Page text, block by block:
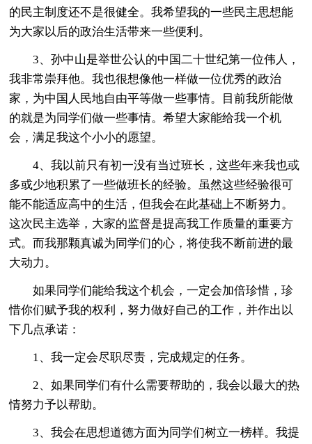
的民主制度还不是很健全。我希望我的一些民主思想能
为大家以后的政治生活带来一些便利。
3、孙中山是举世公认的中国二十世纪第一位伟人，
我非常崇拜他。我也很想像他一样做一位优秀的政治
家，为中国人民地自由平等做一些事情。目前我所能做
的就是为同学们做一些事情。希望大家能给我一个机
会，满足我这个小小的愿望。
4、我以前只有初一没有当过班长，这些年来我也或
多或少地积累了一些做班长的经验。虽然这些经验很可
能不能适应高中的生活，但我会在此基础上不断努力。
这次民主选举，大家的监督是提高我工作质量的重要方
式。而我那颗真诚为同学们的心，将使我不断前进的最
大动力。
如果同学们能给我这个机会，一定会加倍珍惜，珍
惜你们赋予我的权利，努力做好自己的工作，并作出以
下几点承诺：
1、我一定会尽职尽责，完成规定的任务。
2、如果同学们有什么需要帮助的，我会以最大的热
情努力予以帮助。
3、我会在思想道德方面为同学们树立一榜样。我提